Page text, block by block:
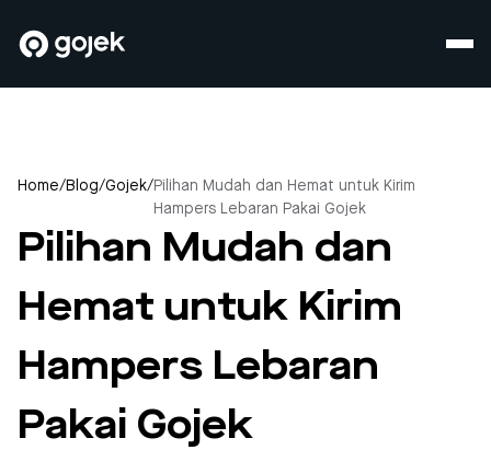
Home/Blog/Gojek/Pilihan Mudah dan Hemat untuk Kirim
Hampers Lebaran Pakai Gojek
Pilihan Mudah dan
Hemat untuk Kirim
Hampers Lebaran
Pakai Gojek